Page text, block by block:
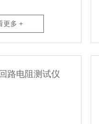
更多 +
路电阻测试仪